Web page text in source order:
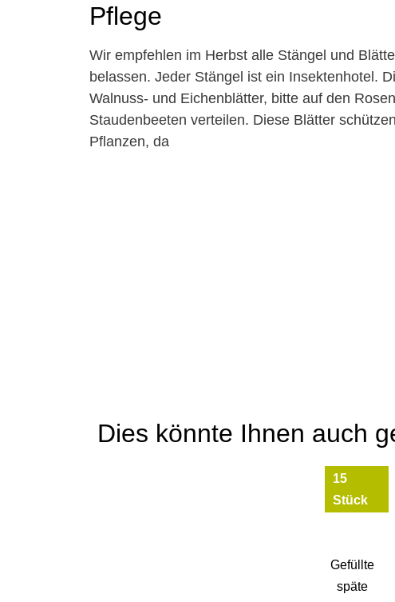
Pflege
Wir empfehlen im Herbst alle Stängel und
belassen. Jeder Stängel ist ein Insektenhotel.
Walnuss- und Eichenblätter, bitte auf den
Staudenbeeten verteilen. Diese Blätter
Pflanzen, da
Dies könnte Ihnen auch
15
Stück
Gefüllte
späte